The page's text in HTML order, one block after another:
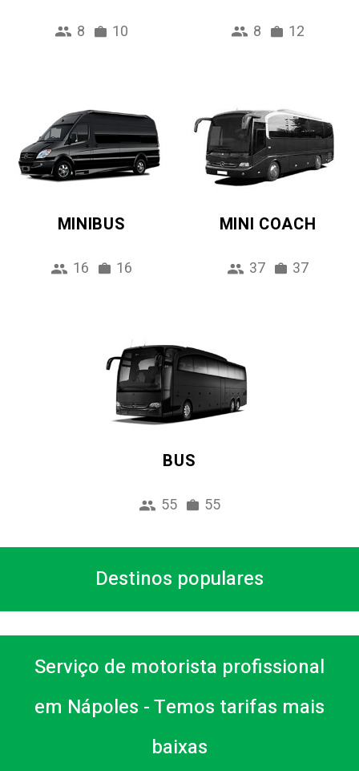
8 10 8 12
MINIBUS
16 16
MINI COACH
37 37
BUS
55 55
Destinos populares
Serviço de motorista profissional
em Nápoles - Temos tarifas mais
baixas